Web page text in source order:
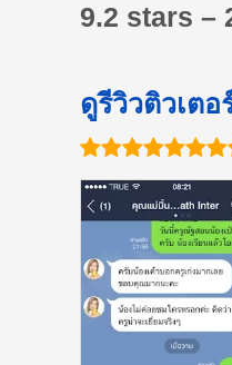
9.2 stars –
ดูรีวิวติวเตอ